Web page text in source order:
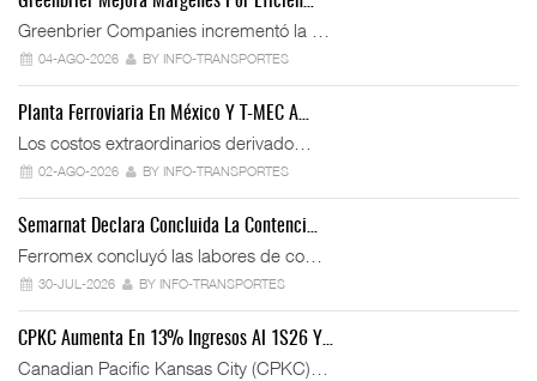
Greenbrier Companies incrementó la …
04-AGO-2026 BY INFO-TRANSPORTES
Planta Ferroviaria En México Y T-MEC A…
Los costos extraordinarios derivado…
02-AGO-2026 BY INFO-TRANSPORTES
Semarnat Declara Concluida La Contenci…
Ferromex concluyó las labores de co…
30-JUL-2026 BY INFO-TRANSPORTES
CPKC Aumenta En 13% Ingresos Al 1S26 Y…
Canadian Pacific Kansas City (CPKC)…